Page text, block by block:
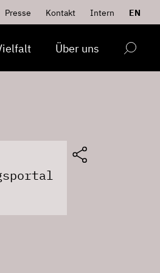
Presse Kontakt Intern EN
Über uns